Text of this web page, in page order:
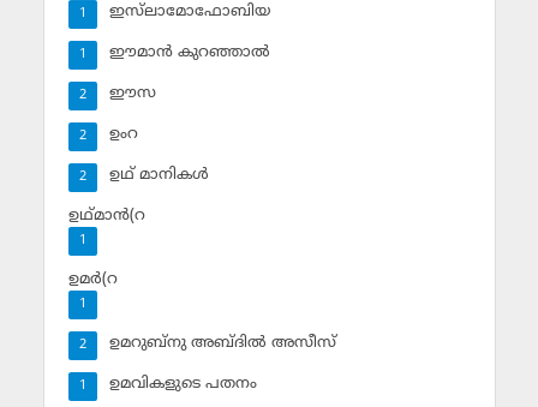
ഇസ്‌ലാമോഫോബിയ
1
ഈമാന്‍ കുറഞ്ഞാല്‍
1
ഈസ
2
ഉംറ
2
ഉഥ് മാനികള്‍
2
ഉഥ്മാന്‍(റ
1
ഉമര്‍(റ
1
ഉമറുബ്‌നു അബ്ദില്‍ അസീസ്‌
2
ഉമവികളുടെ പതനം
1